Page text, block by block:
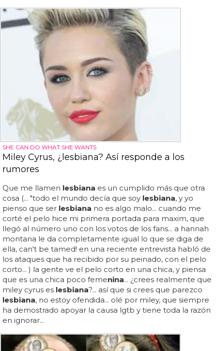
SHE CAN DO WHAT SHE WANTS
Miley Cyrus, ¿lesbiana? Así responde a los
rumores
Que me llamen lesbiana es un cumplido más que otra
cosa (... "todo el mundo decía que soy lesbiana, y yo
pienso que ser lesbiana no es algo malo... cuando me
corté el pelo hice mi primera portada para maxim, que
llegó al número uno con los votos de los fans... a hannah
montana le da completamente igual lo que se diga de
ella, can't be tamed! en una reciente entrevista habló de
los ataques que ha recibido por su peinado, con el pelo
corto... ) la gente ve el pelo corto en una chica, y piensa
que es una chica poco femenina... ¿crees realmente que
miley cyrus es lesbiana?... así que si crees que parezco
lesbiana, no estoy ofendida... olé por miley, que siempre
ha demostrado apoyar la causa lgtb y tiene toda la razón
en ignorar...